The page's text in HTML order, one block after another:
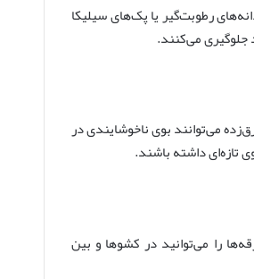
رطوبت‌گیر یا پک‌های سیلیکا
جلوگیری می‌کنند.
می‌توانند بوی ناخوشایندی در
تازه‌ای داشته باشند.
را می‌توانید در کشوها و بین